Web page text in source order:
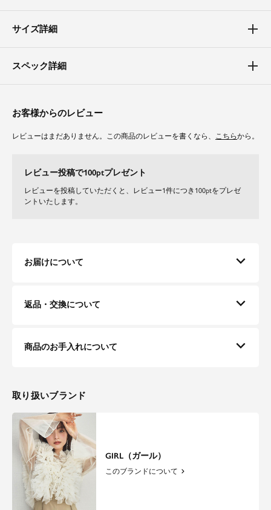
サイズ詳細
スペック詳細
お客様からのレビュー
レビューはまだありません。この商品のレビューを書くなら、 こちらから。
レビュー投稿で100ptプレゼント
レビューを投稿していただくと、レビュー1件につき100ptをプレゼ
ントいたします。
お届けについて
返品・交換について
商品のお手入れについて
取り扱いブランド
GIRL（ガール）
このブランドについて